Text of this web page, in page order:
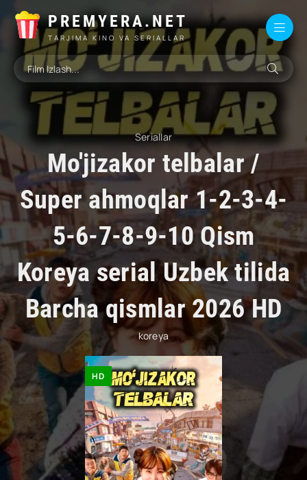
PREMYERA.NET
TARJIMA KINO VA SERIALLAR
Seriallar
Mo'jizakor telbalar /
Super ahmoqlar 1-2-3-4-
5-6-7-8-9-10 Qism
Koreya serial Uzbek tilida
Barcha qismlar 2026 HD
koreya
HD